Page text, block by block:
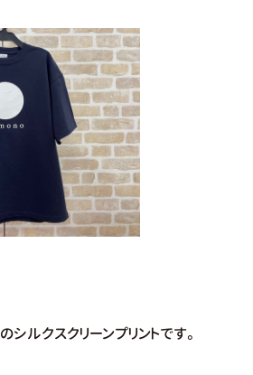
のシルクスクリーンプリントです。